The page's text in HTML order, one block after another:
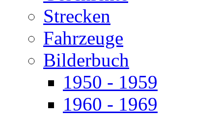
Strecken
Fahrzeuge
Bilderbuch
1950 - 1959
1960 - 1969